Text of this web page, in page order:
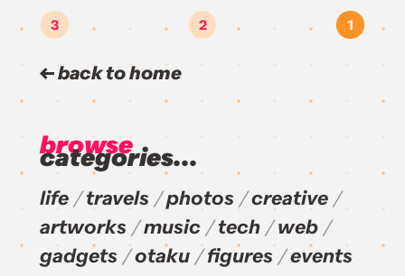
1
2
3
back to home
browse
categories...
life travels photos
creative
artworks
music tech
web
gadgets
otaku figures
events